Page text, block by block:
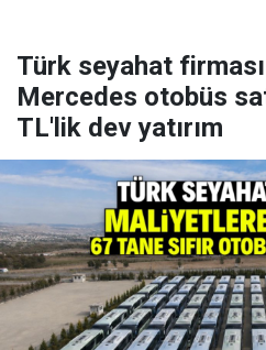
Türk seyahat
Mercedes otobüs
TL'lik dev yatırım